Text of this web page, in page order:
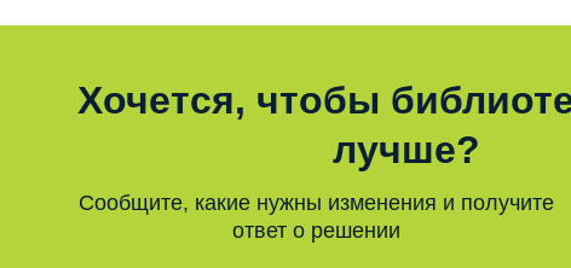
Хочется, чтобы
лучше?
Сообщите, какие нужны изменения и получите
ответ о решении